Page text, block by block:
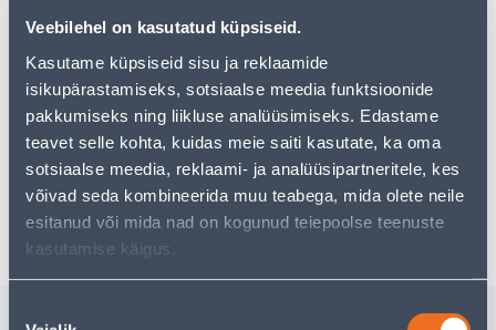
Veebilehel on kasutatud küpsiseid.
Kasutame küpsiseid sisu ja reklaamide
isikupärastamiseks, sotsiaalse meedia funktsioonide
pakkumiseks ning liikluse analüüsimiseks. Edastame
teavet selle kohta, kuidas meie saiti kasutate, ka oma
sotsiaalse meedia, reklaami- ja analüüsipartneritele, kes
võivad seda kombineerida muu teabega, mida olete neile
esitanud või mida nad on kogunud teiepoolse teenuste
kasutamise käigus.
• Kunsttaim asaleia potis.
• Kõrgus 105 cm, läbimõõt 25 cm.
• Värv: valge.
• 14-päevane tagastusõigus.
Доставка невозможна